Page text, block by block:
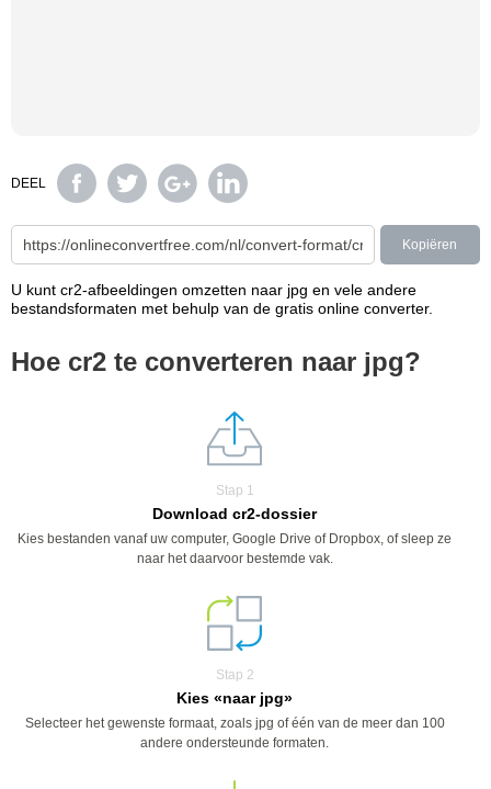
DEEL
Kopiëren
U kunt cr2-afbeeldingen omzetten naar jpg en vele andere
bestandsformaten met behulp van de gratis online converter.
Hoe cr2 te converteren naar jpg?
Stap 1
Download cr2-dossier
Kies bestanden vanaf uw computer, Google Drive of Dropbox, of sleep ze
naar het daarvoor bestemde vak.
Stap 2
Kies «naar jpg»
Selecteer het gewenste formaat, zoals jpg of één van de meer dan 100
andere ondersteunde formaten.